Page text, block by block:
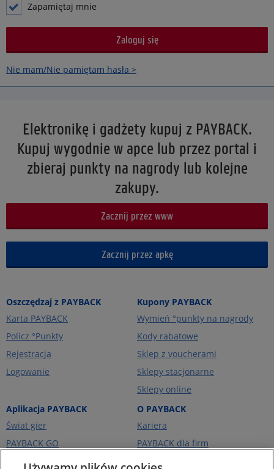
Zapamiętaj mnie
Nie mam/Nie pamiętam hasła >
Elektronikę i gadżety kupuj z PAYBACK.
Kupuj wygodnie w apce lub przez portal i
zbieraj punkty na nagrody lub kolejne
zakupy.
Zacznij przez www
Zacznij przez apkę
Oszczędzaj z PAYBACK
Karta PAYBACK
Policz °Punkty
Rejestracja
Logowanie
Kupony PAYBACK
Wymień °punkty na nagrody
Kody rabatowe
Sklep z voucherami
Sklepy stacjonarne
Sklepy online
Aplikacja PAYBACK
Świat gier
PAYBACK GO
Portfel kart
O PAYBACK
Kariera
PAYBACK dla firm
PAYBACK Ekstra